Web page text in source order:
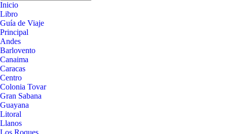
Inicio
Libro
Guía de Viaje
Principal
Andes
Barlovento
Canaima
Caracas
Centro
Colonia Tovar
Gran Sabana
Guayana
Litoral
Llanos
Los Roques